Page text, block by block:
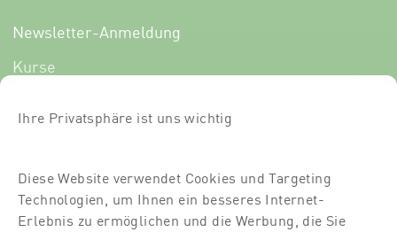
Ihre Privatsphäre ist uns wichtig
Diese Website verwendet Cookies und Targeting
Technologien, um Ihnen ein besseres Internet-
Erlebnis zu ermöglichen und die Werbung, die Sie
Newsletter-Anmeldung
Kurse
Für Partner
Kontakt